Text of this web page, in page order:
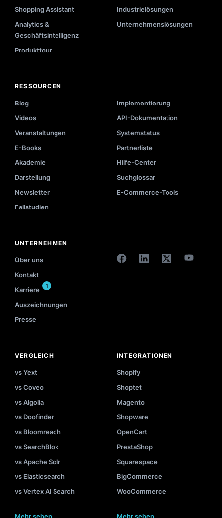
Shopping Assistant
Industrielösungen
Analytics &
Geschäftsintelligenz
Unternehmenslösungen
Produkttour
RESSOURCEN
Blog
Implementierung
Videos
API-Dokumentation
Veranstaltungen
Systemstatus
E-Books
Partnerliste
Akademie
Hilfe-Center
Darstellung
Suchglossar
Newsletter
E-Commerce-Tools
Fallstudien
UNTERNEHMEN
Über uns
Kontakt
Karriere
1
Auszeichnungen
Presse
VERGLEICH
vs Yext
vs Coveo
vs Algolia
vs Doofinder
vs Bloomreach
vs SearchBlox
vs Apache Solr
vs Elasticsearch
vs Vertex AI Search
Mehr sehen
INTEGRATIONEN
Shopify
Shoptet
Magento
Shopware
OpenCart
PrestaShop
Squarespace
BigCommerce
WooCommerce
Mehr sehen